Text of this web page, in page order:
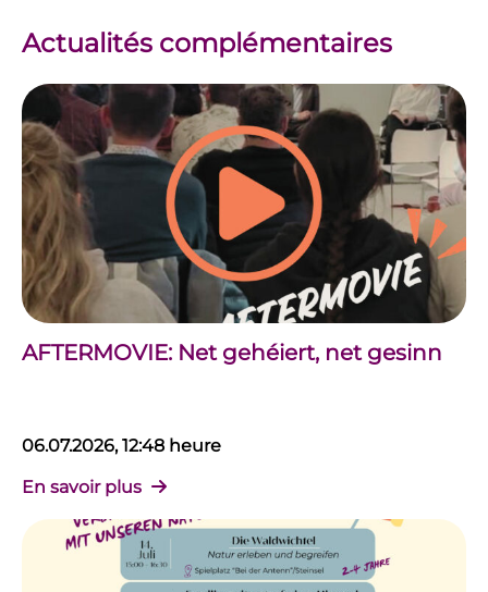
Actualités complémentaires
AFTERMOVIE: Net gehéiert, net gesinn
06.07.2026, 12:48 heure
En savoir plus